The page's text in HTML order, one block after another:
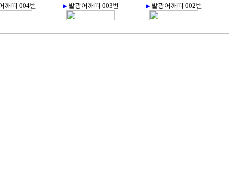
깨띠 004번 ▶발광어깨띠 003번 ▶발광어깨띠 002번